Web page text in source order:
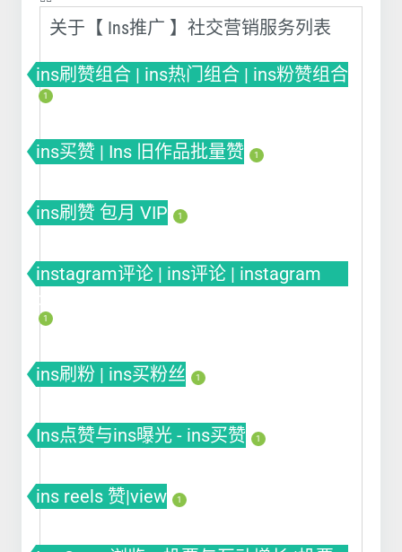
关于【 Ins推广 】社交营销服务列表
ins刷赞组合 | ins热门组合 | ins粉赞组合
1
ins买赞 | Ins 旧作品批量赞 1
ins刷赞 包月 VIP 1
instagram评论 | ins评论 | instagram
comment
1
ins刷粉 | ins买粉丝 1
Ins点赞与ins曝光 - ins买赞 1
ins reels 赞|view 1